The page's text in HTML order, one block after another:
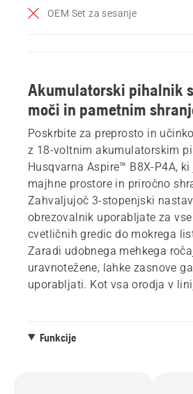
OEM Set za sesanje
Akumulatorski pihalnik
moči in pametnim
Poskrbite za preprosto in
z 18-voltnim akumulatorskim
Husqvarna Aspire™ B8X-P4A,
majhne prostore in priročno
Zahvaljujoč 3-stopenjski
obrezovalnik uporabljate za
cvetličnih gredic do mokrega
Zaradi udobnega mehkega
uravnotežene, lahke zasnove
uporabljati. Kot vsa orodja v
intuitivno vodijo do vseh točk
Funkcije